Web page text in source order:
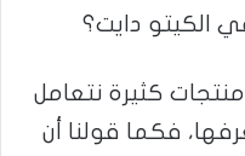
الكيتو دايت؟
كثيرة نتعامل
فكما قولنا أن